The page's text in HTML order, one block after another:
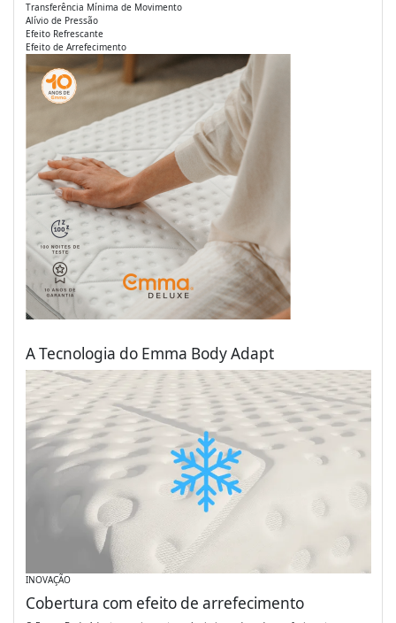
Transferência Mínima de Movimento
Alívio de Pressão
Efeito Refrescante
Efeito de Arrefecimento
A Tecnologia do Emma Body Adapt
INOVAÇÃO
Cobertura com efeito de arrefecimento